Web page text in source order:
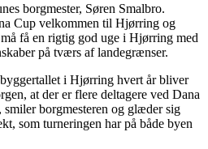
borgmester, Søren Smalbro.
Cup velkommen til Hjørring og
få en rigtig god uge i Hjørring med
på tværs af landegrænser.
i Hjørring hvert år bliver
at der er flere deltagere ved Dana
borgmesteren og glæder sig
som turneringen har på både byen